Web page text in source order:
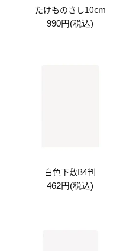
たけものさし10cm
990円(税込)
白色下敷B4判
462円(税込)